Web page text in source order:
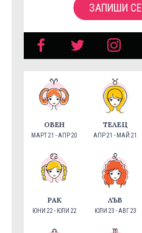
ЗАПИШИ СЕ
ОВЕН
МАРТ 21 - АПР 20
ТЕЛЕЦ
АПР 21 - МАЙ 21
РАК
ЮНИ 22 - ЮЛИ 22
ЛЪВ
ЮЛИ 23 - АВГ 23